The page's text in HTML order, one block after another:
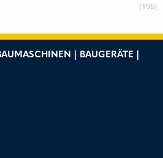
[196]
| BAUGERÄTE |